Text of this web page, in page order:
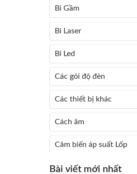
Bi Gầm
Bi Laser
Bi Led
Các gói độ đèn
Các thiết bị khác
Cách âm
Cảm biến áp suất Lốp
Camera 360
Bài viết mới nhất